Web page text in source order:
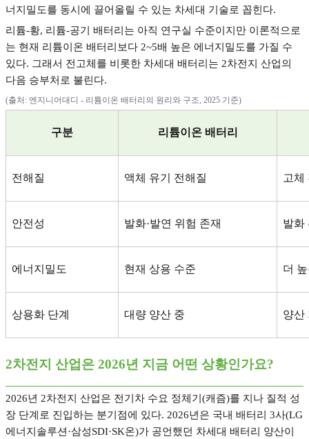
너지밀도를 동시에 끌어올릴 수 있는 차세대 기술로 꼽힌다.
리튬-황, 리튬-공기 배터리는 아직 연구실 수준이지만 이론적으로
는 현재 리튬이온 배터리보다 2~5배 높은 에너지밀도를 가질 수
있다. 그래서 전고체를 비롯한 차세대 배터리는 2차전지 산업의
다음 승부처로 불린다.
(출처 : 엔지니어대디 - 리튬이온 배터리의 원리와 구조, 2025 기준)
구분 리튬이온 배터리
전해질 액체 유기 전해질 고체
안전성 발화·발연 위험 존재 발화
에너지밀도 현재 상용 수준 더
상용화 단계 대량 양산 중 양산
2차전지 산업은 2026년 지금 어떤 상황인가요?
2026년 2차전지 산업은 전기차 수요 정체기 (캐즘)를 지나 질적 성
장 단계로 진입하는 분기점에 있다. 2026년은 국내 배터리 3사(LG
에너지솔루션 ·삼성SDI·SK온)가 공언했던 차세대 배터리 양산이